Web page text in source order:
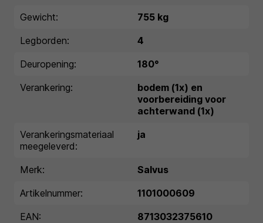
Gewicht:
755 kg
Legborden:
4
Deuropening:
180°
Verankering:
bodem (1x) en
voorbereiding voor
achterwand (1x)
Verankeringsmateriaal
meegeleverd:
ja
Merk:
Salvus
Artikelnummer:
1101000609
EAN:
8713032375610